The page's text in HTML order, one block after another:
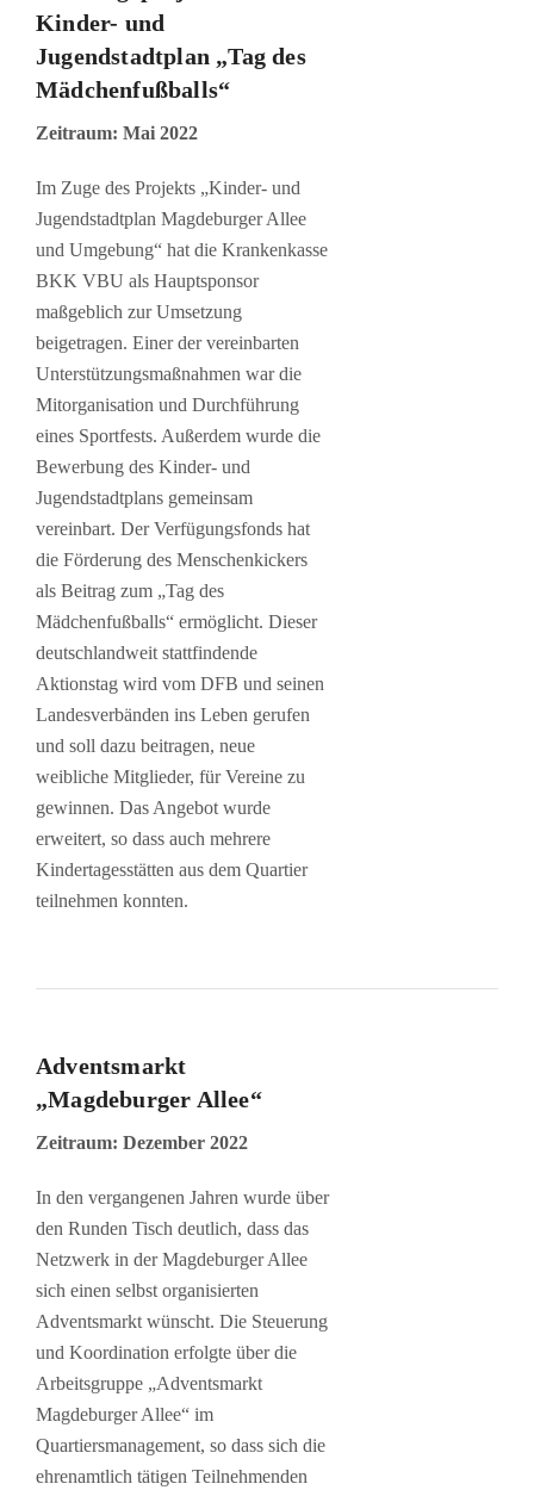
Kinder- und
Jugendstadtplan „Tag des
Mädchenfußballs“
Zeitraum: Mai 2022
Im Zuge des Projekts „Kinder- und
Jugendstadtplan Magdeburger Allee
und Umgebung“ hat die Krankenkasse
BKK VBU als Hauptsponsor
maßgeblich zur Umsetzung
beigetragen. Einer der vereinbarten
Unterstützungsmaßnahmen war die
Mitorganisation und Durchführung
eines Sportfests. Außerdem wurde die
Bewerbung des Kinder- und
Jugendstadtplans gemeinsam
vereinbart. Der Verfügungsfonds hat
die Förderung des Menschenkickers
als Beitrag zum „Tag des
Mädchenfußballs“ ermöglicht. Dieser
deutschlandweit stattfindende
Aktionstag wird vom DFB und seinen
Landesverbänden ins Leben gerufen
und soll dazu beitragen, neue
weibliche Mitglieder, für Vereine zu
gewinnen. Das Angebot wurde
erweitert, so dass auch mehrere
Kindertagesstätten aus dem Quartier
teilnehmen konnten.
Adventsmarkt
„Magdeburger Allee“
Zeitraum: Dezember 2022
In den vergangenen Jahren wurde über
den Runden Tisch deutlich, dass das
Netzwerk in der Magdeburger Allee
sich einen selbst organisierten
Adventsmarkt wünscht. Die Steuerung
und Koordination erfolgte über die
Arbeitsgruppe „Adventsmarkt
Magdeburger Allee“ im
Quartiersmanagement, so dass sich die
ehrenamtlich tätigen Teilnehmenden